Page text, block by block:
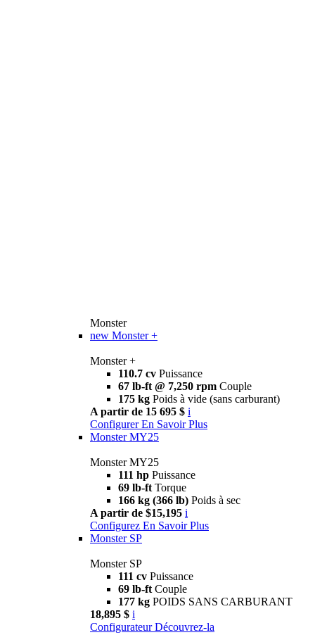
Monster
new Monster +
Monster +
110.7 cv Puissance
67 lb-ft @ 7,250 rpm Couple
175 kg Poids à vide (sans carburant)
A partir de 15 695 $ i
Configurer En Savoir Plus
Monster MY25
Monster MY25
111 hp Puissance
69 lb-ft Torque
166 kg (366 lb) Poids à sec
A partir de $15,195 i
Configurez En Savoir Plus
Monster SP
Monster SP
111 cv Puissance
69 lb-ft Couple
177 kg POIDS SANS CARBURANT
18,895 $ i
Configurateur Découvrez-la